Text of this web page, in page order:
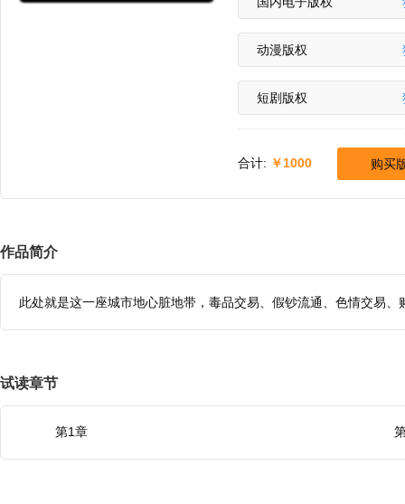
动漫版权
短剧版权
合计: 1000 购买
作品简介
此处就是这一座城市地心脏地带，毒品交易、假钞流通、色情交易
试读章节
第1章